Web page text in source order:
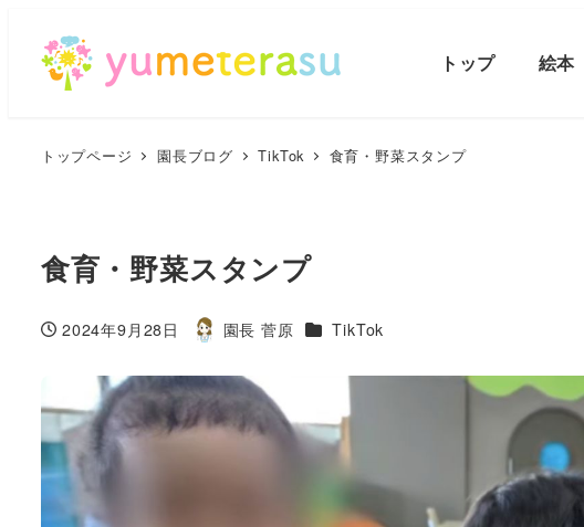
トップ 絵本
トップページ 園長ブログ TikTok 食育・野菜スタンプ
食育・野菜スタンプ
投稿日
2024年9月28日
著
園長 菅原 カテゴリー
TikTok